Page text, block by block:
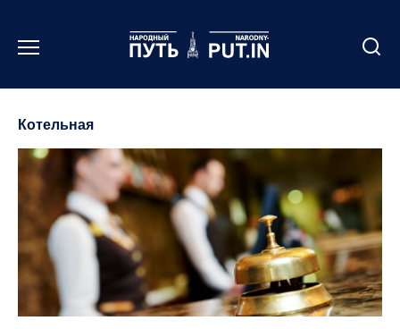
содержанию
Котельная